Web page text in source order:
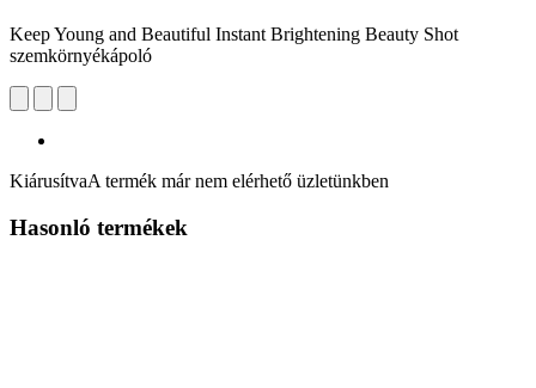
Keep Young and Beautiful Instant Brightening Beauty Shot
szemkörnyékápoló
KiárusítvaA termék már nem elérhető üzletünkben
Hasonló termékek